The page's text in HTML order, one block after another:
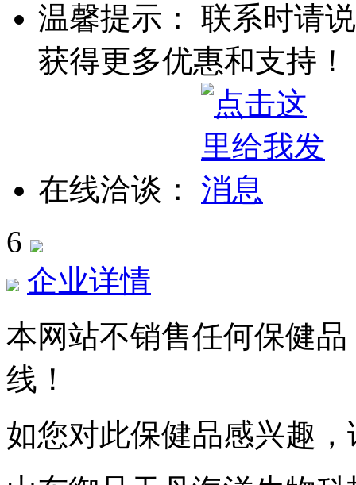
温馨提示： 联系时请
获得更多优惠和支持！
在线洽谈：
6
企业详情
本网站不销售任何保健
线！
如您对此保健品感兴趣